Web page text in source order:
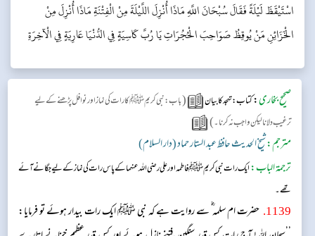
اسْتَيْقَظَ لَيْلَةً فَقَالَ سُبْحَانَ اللَّهِ مَاذَا أُنْزِلَ اللَّيْلَةَ مِنْ الْفِتْنَةِ مَاذَا أُنْزِلَ مِنْ
الْخَزَائِنِ مَنْ يُوقِظُ صَوَاحِبَ الْحُجُرَاتِ يَا رُبَّ كَاسِيَةٍ فِي الدُّنْيَا عَارِيَةٍ فِي الْآخِرَةِ
صحیح بخاری:کتاب: تہجد کا بیان (باب: نبی کریمﷺکا رات کی نماز اور نوافل پڑھنے کے لیے
ترغیب دلانا لیکن واجب نہ کرنا۔)
مترجم:شیخ الحدیث حافظ عبد الستار حماد (دار السلام)
ترجمۃ الباب:‏‏‏‏ ایک رات نبی کریم ﷺفاطمہ اور علی رضی اللہ عنہما کے پاس رات کی نماز کے لیے جگانے آئے
تھے۔
1139
. حضرت ام سلمہ‬ ؓ س‬ے روایت ہے کہ نبی ﷺ ایک رات بیدار ہوئے تو فرمایا: